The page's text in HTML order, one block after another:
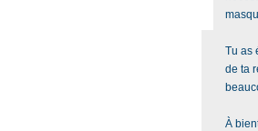
Tu as
de ta
À